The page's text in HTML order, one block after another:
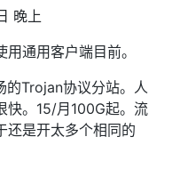
晚上
通用客户端目前。
的Trojan协议分站。人
快。15/月100G起。流
还是开太多个相同的